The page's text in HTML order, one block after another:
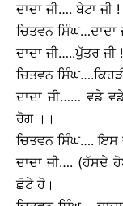
ਦਾਦਾ ਜੀ…. ਬੇਟਾ ਜੀ
ਚਿਤਵਨ ਸਿੰਘ…ਦਾਦਾ
ਦਾਦਾ ਜੀ…..ਪੁੱਤਰ
ਚਿਤਵਨ
ਦਾਦਾ ਜੀ…… ਵਡੇ
ਰੋਗ ।।
ਚਿਤਵਨ ਸਿੰਘ…. ਇਸ
ਦਾਦਾ ਜੀ…. (ਹੱਸਦੇ
ਛੋਟੇ ਹੋ।